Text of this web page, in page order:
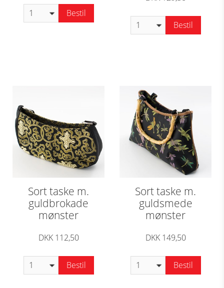
Bestil
Bestil
Sort taske m.
guldbrokade
mønster
DKK 112,50
Bestil
Sort taske m.
guldsmede
mønster
DKK 149,50
Bestil